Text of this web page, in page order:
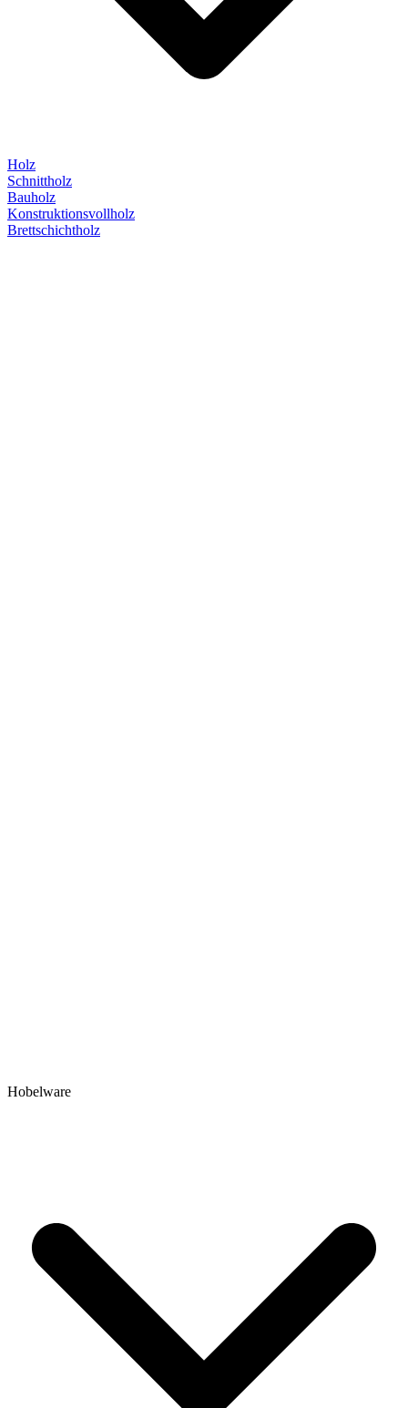
Holz
Schnittholz
Bauholz
Konstruktionsvollholz
Brettschichtholz
Hobelware